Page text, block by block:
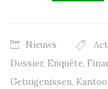
Nieuws
Dossier, Enquête,
Getuigenissen,